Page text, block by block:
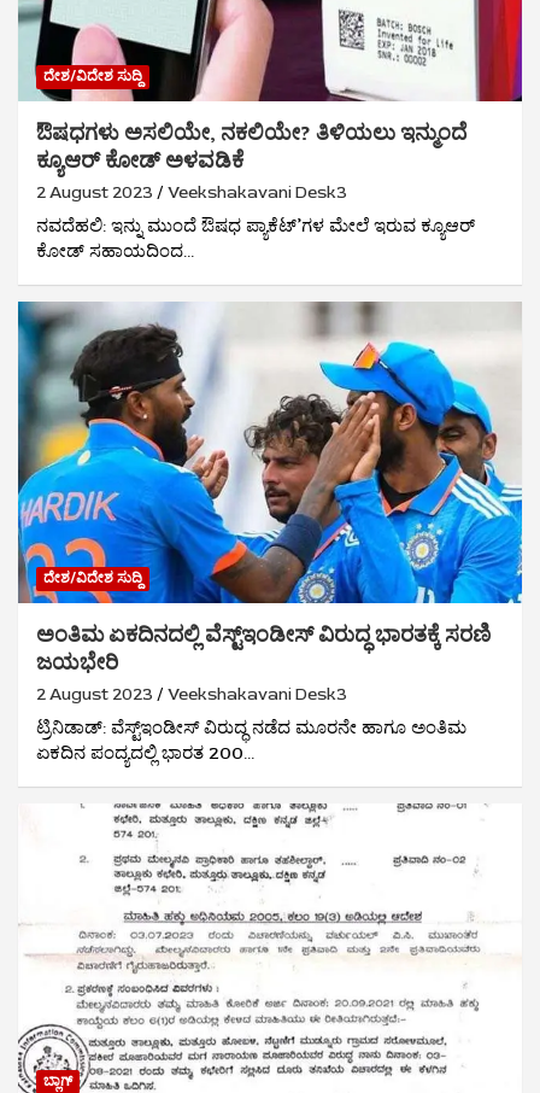
ದೇಶ/ವಿದೇಶ ಸುದ್ದಿ
ಔಷಧಗಳು ಅಸಲಿಯೇ, ನಕಲಿಯೇ? ತಿಳಿಯಲು ಇನ್ಮುಂದೆ
ಕ್ಯೂಆರ್ ಕೋಡ್ ಅಳವಡಿಕೆ
2 August 2023 Veekshakavani Desk3
ನವದೆಹಲಿ: ಇನ್ನು ಮುಂದೆ ಔಷಧ ಪ್ಯಾಕೆಟ್‌’ಗಳ ಮೇಲೆ ಇರುವ ಕ್ಯೂಆರ್
ಕೋಡ್ ಸಹಾಯದಿಂದ…
ದೇಶ/ವಿದೇಶ ಸುದ್ದಿ
ಅಂತಿಮ ಏಕದಿನದಲ್ಲಿ ವೆಸ್ಟ್‌ಇಂಡೀಸ್ ವಿರುದ್ಧ ಭಾರತಕ್ಕೆ ಸರಣಿ
ಜಯಭೇರಿ
2 August 2023 Veekshakavani Desk3
ಟ್ರಿನಿಡಾಡ್: ವೆಸ್ಟ್‌ಇಂಡೀಸ್ ವಿರುದ್ಧ ನಡೆದ ಮೂರನೇ ಹಾಗೂ ಅಂತಿಮ
ಏಕದಿನ ಪಂದ್ಯದಲ್ಲಿ ಭಾರತ 200…
ಬ್ಲಾಗ್